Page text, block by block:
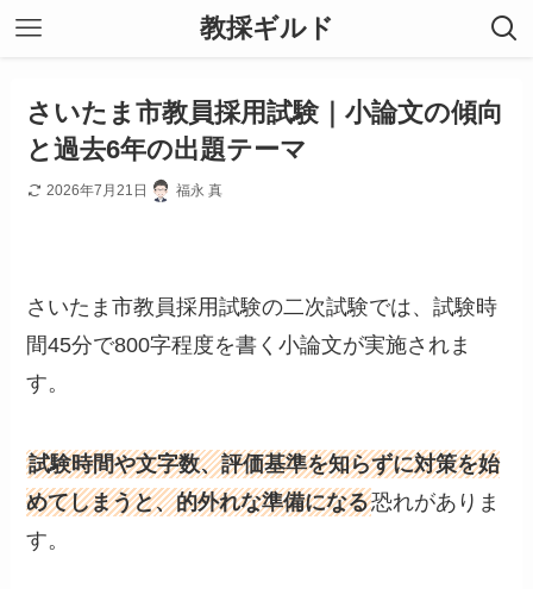
教採ギルド
さいたま市教員採用試験｜小論文の傾向
と過去6年の出題テーマ
2026年7月21日 福永 真
さいたま市教員採用試験の二次試験では、試験時
間45分で800字程度を書く小論文が実施されま
す。
試験時間や文字数、評価基準を知らずに対策を始
めてしまうと、的外れな準備になる恐れがありま
す。